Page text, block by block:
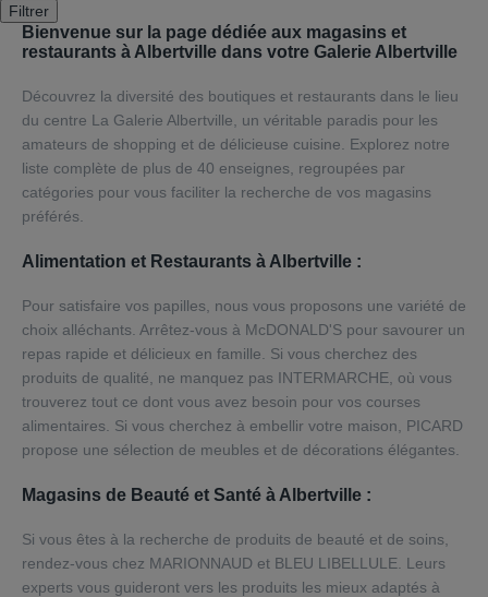
Filtrer
Bienvenue sur la page dédiée aux magasins et
restaurants à Albertville dans votre Galerie Albertville
Découvrez la diversité des boutiques et restaurants dans le lieu
du centre La Galerie Albertville, un véritable paradis pour les
amateurs de shopping et de délicieuse cuisine. Explorez notre
liste complète de plus de 40 enseignes, regroupées par
catégories pour vous faciliter la recherche de vos magasins
préférés.
Alimentation et Restaurants à Albertville :
Pour satisfaire vos papilles, nous vous proposons une variété de
choix alléchants. Arrêtez-vous à McDONALD'S pour savourer un
repas rapide et délicieux en famille. Si vous cherchez des
produits de qualité, ne manquez pas INTERMARCHE, où vous
trouverez tout ce dont vous avez besoin pour vos courses
alimentaires. Si vous cherchez à embellir votre maison, PICARD
propose une sélection de meubles et de décorations élégantes.
Magasins de Beauté et Santé à Albertville :
Si vous êtes à la recherche de produits de beauté et de soins,
rendez-vous chez MARIONNAUD et BLEU LIBELLULE. Leurs
experts vous guideront vers les produits les mieux adaptés à